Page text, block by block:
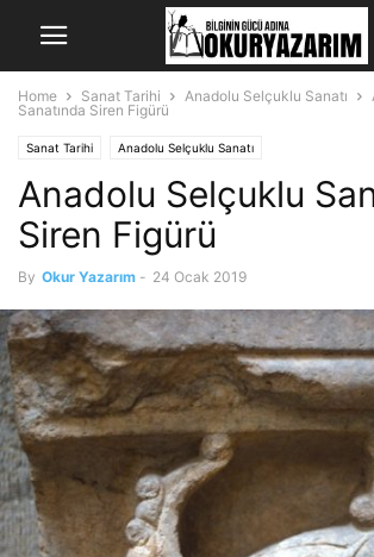
Home Sanat Tarihi Anadolu Selçuklu Sanatı
Sanatında Siren Figürü
Sanat Tarihi Anadolu Selçuklu Sanatı
Anadolu Selçuklu
Siren Figürü
By Okur Yazarım - 24 Ocak 2019